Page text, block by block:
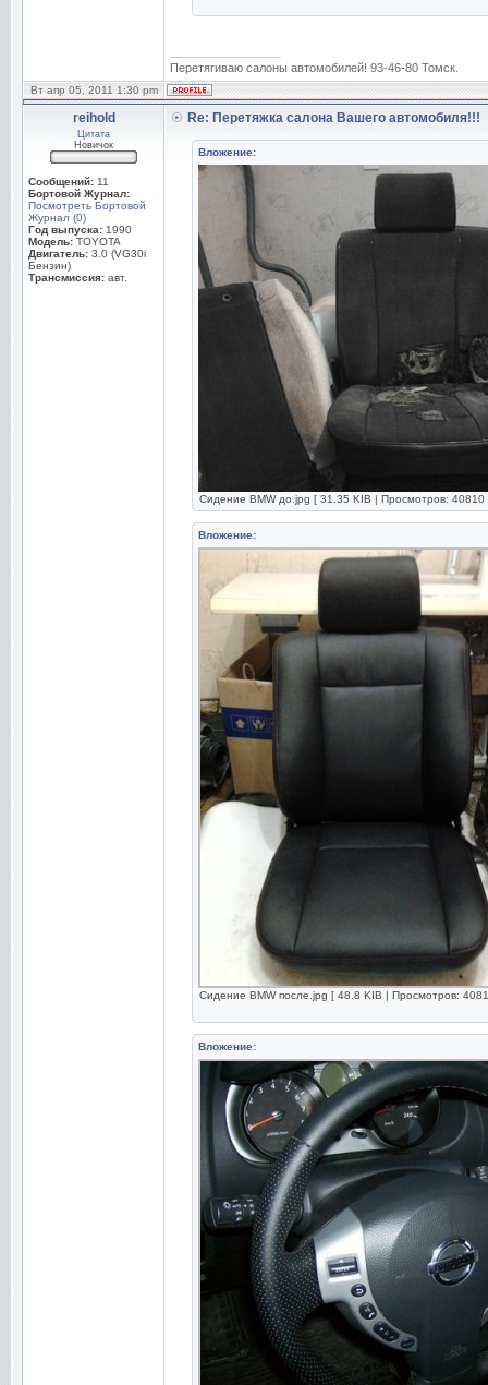
Перетягиваю салоны автомобилей! 93-46-80 Томск.
Вт апр 05, 2011 1:30 pm
reihold
Цитата
Новичок
Сообщений: 11
Бортовой Журнал:
Посмотреть Бортовой
Журнал (0)
Год выпуска: 1990
Модель: TOYOTA
Двигатель: 3.0 (VG30i
Бензин)
Трансмиссия: авт.
Re: Перетяжка салона Вашего автомобиля!!!
Вложение:
Сидение BMW до.jpg [ 31.35 KIB | Просмотров: 40810
Вложение:
Сидение BMW после.jpg [ 48.8 KIB | Просмотров:
Вложение: